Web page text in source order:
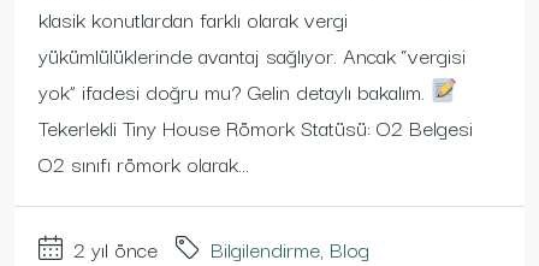
klasik konutlardan farklı olarak vergi
yükümlülüklerinde avantaj sağlıyor. Ancak “vergisi
yok” ifadesi doğru mu? Gelin detaylı bakalım.
Tekerlekli Tiny House Römork Statüsü: O2 Belgesi
O2 sınıfı römork olarak...
2 yıl önce Bilgilendirme, Blog